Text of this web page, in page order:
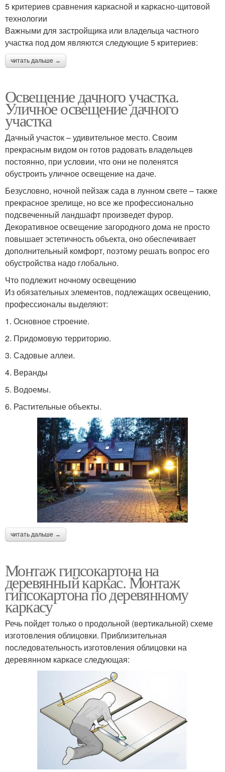
5 критериев сравнения каркасной и каркасно-щитовой
технологии
Важными для застройщика или владельца частного
участка под дом являются следующие 5 критериев:
читать дальше →
Освещение дачного участка.
Уличное освещение дачного
участка
Дачный участок – удивительное место. Своим
прекрасным видом он готов радовать владельцев
постоянно, при условии, что они не поленятся
обустроить уличное освещение на даче.
Безусловно, ночной пейзаж сада в лунном свете – также
прекрасное зрелище, но все же профессионально
подсвеченный ландшафт произведет фурор.
Декоративное освещение загородного дома не просто
повышает эстетичность объекта, оно обеспечивает
дополнительный комфорт, поэтому решать вопрос его
обустройства надо глобально.
Что подлежит ночному освещению
Из обязательных элементов, подлежащих освещению,
профессионалы выделяют:
1.​ Основное строение.
2.​ Придомовую территорию.
3.​ Садовые аллеи.
4.​ Веранды
5.​ Водоемы.
6.​ Растительные объекты.
читать дальше →
Монтаж гипсокартона на
деревянный каркас. Монтаж
гипсокартона по деревянному
каркасу
Речь пойдет только о продольной (вертикальной) схеме
изготовления облицовки. Приблизительная
последовательность изготовления облицовки на
деревянном каркасе следующая: